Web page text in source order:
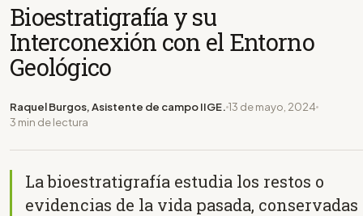
Bioestratigrafía y su
Interconexión con el Entorno
Geológico
Raquel Burgos, Asistente de campo IIGE. 13 de mayo, 2024
3 min de lectura
La bioestratigrafía estudia los restos o
evidencias de la vida pasada, conservadas